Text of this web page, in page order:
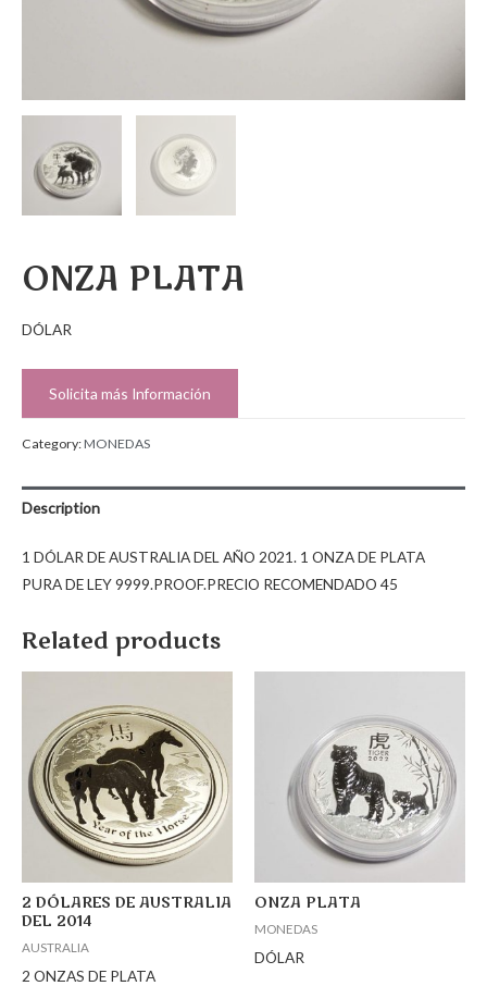
ONZA PLATA
DÓLAR
Solicita más Información
Category:MONEDAS
Description
1 DÓLAR DE AUSTRALIA DEL AÑO 2021. 1 ONZA DE PLATA
PURA DE LEY 9999.PROOF.PRECIO RECOMENDADO 45
Related products
2 DÓLARES DE AUSTRALIA
DEL 2014
AUSTRALIA
2 ONZAS DE PLATA
ONZA PLATA
MONEDAS
DÓLAR